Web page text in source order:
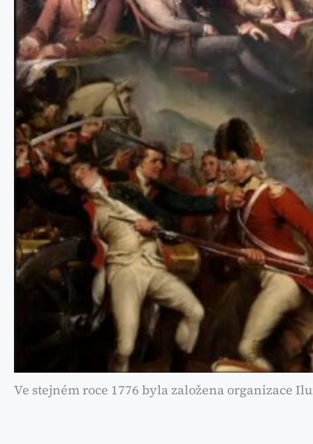
Ve stejném roce 1776 byla založena organizace